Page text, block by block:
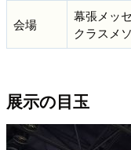
会場
幕張メッ
クラスメ
展示の目玉